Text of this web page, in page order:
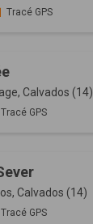
Tracé GPS
Calvados (14)
Tracé GPS
Calvados (14)
Tracé GPS